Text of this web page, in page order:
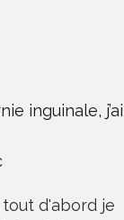
inguinale, j’ai
tout d'abord je